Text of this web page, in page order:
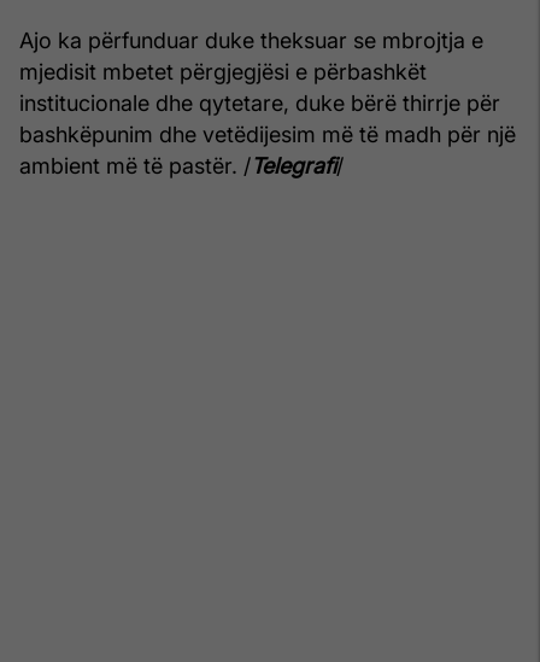
Ajo ka përfunduar duke theksuar se mbrojtja e
mjedisit mbetet përgjegjësi e përbashkët
institucionale dhe qytetare, duke bërë thirrje për
bashkëpunim dhe vetëdijesim më të madh për një
ambient më të pastër. /Telegrafi/